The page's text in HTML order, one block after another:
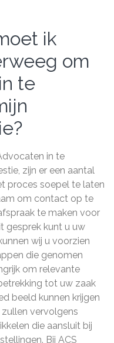
ik
om
te
in te
zijn er een aantal
proces soepel te laten
om contact op te
te maken voor
gesprek kunt u uw
wij u voorzien
die genomen
om relevante
tot uw zaak
beeld kunnen krijgen
vervolgens
die aansluit bij
Bij ACS